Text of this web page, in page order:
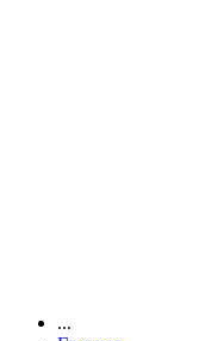
...